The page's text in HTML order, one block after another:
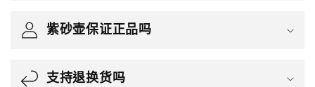
紫砂壶保证正品吗
支持退换货吗